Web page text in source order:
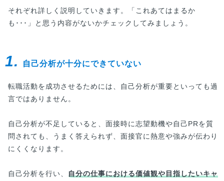
それぞれ詳しく説明していきます。「これあてはまるか
も･･･」と思う内容がないかチェックしてみましょう。
1. 自己分析が十分にできていない
転職活動を成功させるためには、自己分析が重要といっても過
言ではありません。
自己分析が不足していると、面接時に志望動機や自己PRを質
問されても、うまく答えられず、面接官に熱意や強みが伝わり
にくくなります。
自己分析を行い、
自分の仕事における価値観や目指したいキャ